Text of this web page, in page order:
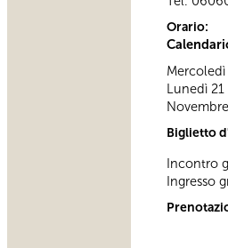
Orario:
Lunedì
Biglietto
Incontro
Ingresso